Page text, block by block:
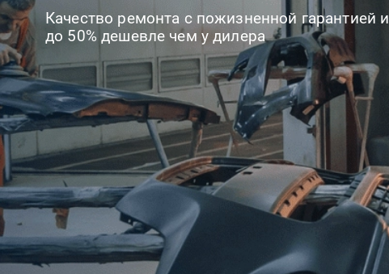
Качество ремонта с пожизненной гарантией и
до 50% дешевле чем у дилера